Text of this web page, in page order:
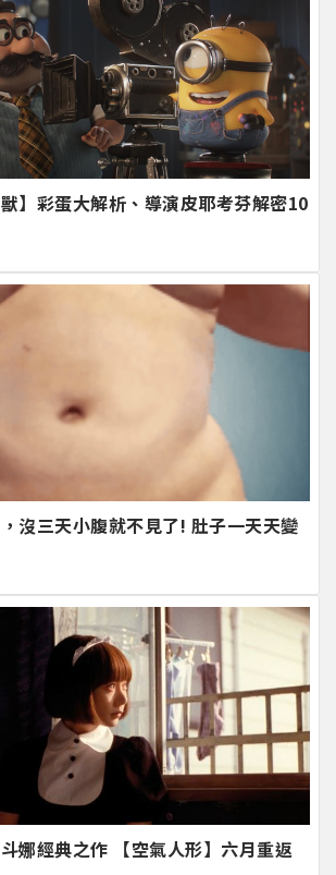
獸】彩蛋大解析、導演皮耶考芬解密10
沒三天小腹就不見了! 肚子一天天變
娜經典之作 【空氣人形】六月重返